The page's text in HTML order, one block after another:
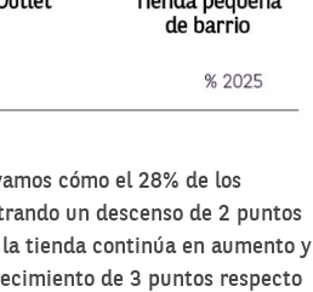
cómo el 28% de los
un descenso de 2 puntos
tienda continúa en aumento y
de 3 puntos respecto